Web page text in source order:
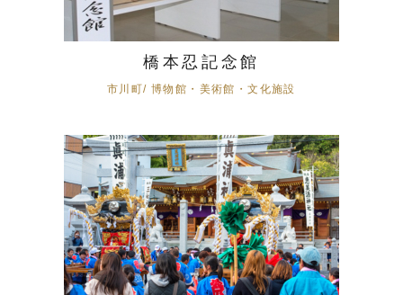
橋本忍記念館
市川町/ 博物館・美術館・文化施設